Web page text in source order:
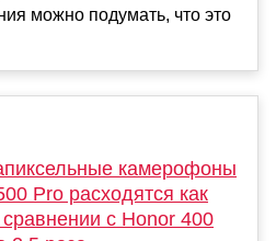
можно подумать, что это
камерофоны
Pro расходятся как
с Honor 400